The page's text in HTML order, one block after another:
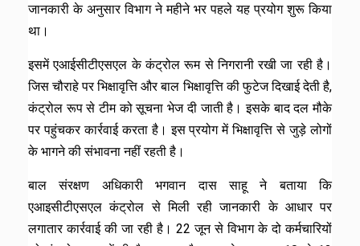
जानकारी के अनुसार विभाग ने महीने भर पहले यह प्रयोग शुरू किया
था।
इसमें एआईसीटीएसएल के कंट्रोल रूम से निगरानी रखी जा रही है।
जिस चौराहे पर भिक्षावृत्ति और बाल भिक्षावृत्ति की फुटेज दिखाई देती है,
कंट्रोल रूप से टीम को सूचना भेज दी जाती है। इसके बाद दल मौके
पर पहुंचकर कार्रवाई करता है। इस प्रयोग में भिक्षावृत्ति से जुड़े लोगों
के भागने की संभावना नहीं रहती है।
बाल संरक्षण अधिकारी भगवान दास साहू ने बताया कि
एआइसीटीएसएल कंट्रोल से मिली रही जानकारी के आधार पर
लगातार कार्रवाई की जा रही है। 22 जून से विभाग के दो कर्मचारियों